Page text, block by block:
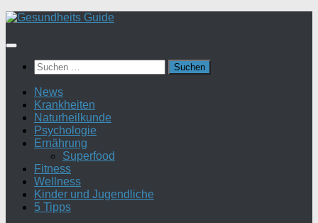
Suchen
nach:
News
Krankheiten
Naturheilkunde
Psychologie
Ernährung
Superfood
Fitness
Wellness
Kinder und Jugendliche
5 Tipps